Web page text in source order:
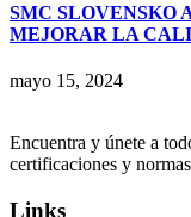
SMC SLOVENSKO
MEJORAR LA
mayo 15, 2024
Encuentra y únete a
certificaciones y
Links